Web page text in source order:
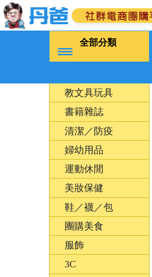
全部分類
教文具玩具
書籍雜誌
清潔／防疫
婦幼用品
運動休閒
美妝保健
鞋／襪／包
團購美食
服飾
3C